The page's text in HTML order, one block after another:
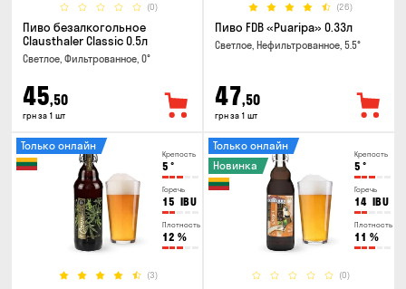
(0)
Пиво безалкогольное
Clausthaler Classic 0.5л
Светлое, Фильтрованное, 0°
45,50
грн за 1 шт
(26)
Пиво FDB «Puaripa» 0.33л
Светлое, Нефильтрованное, 5.5°
47,50
грн за 1 шт
Крепость
5 °
Горечь
15 IBU
Плотность
12 %
(3)
Только онлайн
Крепость
5 °
Горечь
14 IBU
Плотность
11 %
(0)
Только онлайн
Новинка